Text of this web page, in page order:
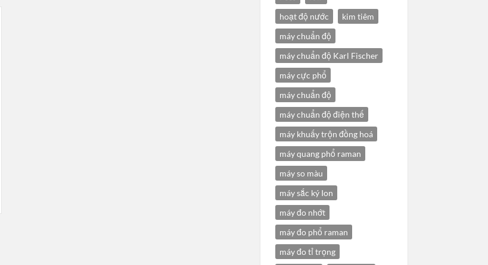
hoạt độ nước
kim tiêm
máy chuẩn độ
máy chuẩn độ Karl Fischer
máy cực phổ
máy chuẩn độ
máy chuẩn độ điện thế
máy khuấy trộn đồng hoá
máy quang phổ raman
máy so màu
máy sắc ký Ion
máy đo nhớt
máy đo phổ raman
máy đo tỉ trọng